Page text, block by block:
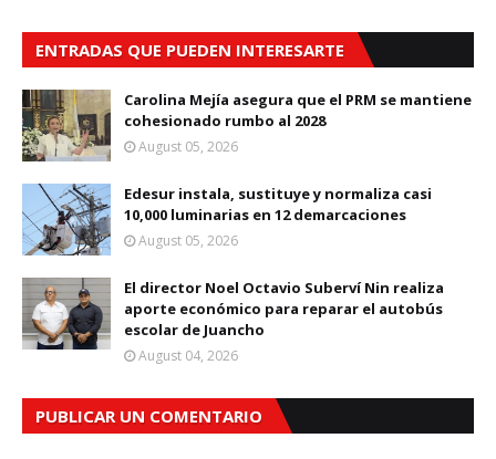
ENTRADAS QUE PUEDEN INTERESARTE
Carolina Mejía asegura que el PRM se mantiene
cohesionado rumbo al 2028
August 05, 2026
Edesur instala, sustituye y normaliza casi
10,000 luminarias en 12 demarcaciones
August 05, 2026
El director Noel Octavio Suberví Nin realiza
aporte económico para reparar el autobús
escolar de Juancho
August 04, 2026
PUBLICAR UN COMENTARIO